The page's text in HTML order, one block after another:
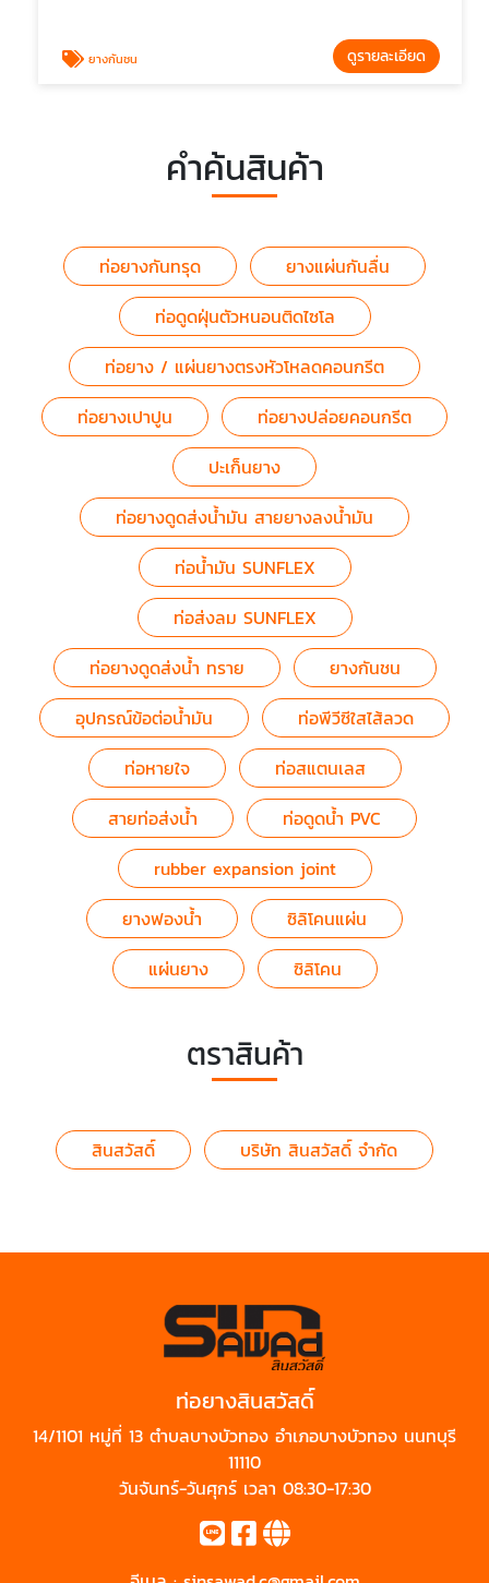
ยางกันชน ดูรายละเอียด
คำค้นสินค้า
ท่อยางกันทรุด
ยางแผ่นกันลื่น
ท่อดูดฝุ่นตัวหนอนติดไซโล
ท่อยาง / แผ่นยางตรงหัวโหลดคอนกรีต
ท่อยางเปาปูน
ท่อยางปล่อยคอนกรีต
ปะเก็นยาง
ท่อยางดูดส่งน้ำมัน สายยางลงน้ำมัน
ท่อน้ำมัน SUNFLEX
ท่อส่งลม SUNFLEX
ท่อยางดูดส่งน้ำ ทราย
ยางกันชน
อุปกรณ์ข้อต่อน้ำมัน
ท่อพีวีซีใสไส้ลวด
ท่อหายใจ
ท่อสแตนเลส
สายท่อส่งน้ำ
ท่อดูดน้ำ PVC
rubber expansion joint
ยางฟองน้ำ
ซิลิโคนแผ่น
แผ่นยาง
ซิลิโคน
ตราสินค้า
สินสวัสดิ์ บริษัท สินสวัสดิ์ จำกัด
ท่อยางสินสวัสดิ์
14/1101 หมู่ที่ 13 ตำบลบางบัวทอง อำเภอบางบัวทอง นนทบุรี
11110
วันจันทร์-วันศุกร์ เวลา 08:30-17:30